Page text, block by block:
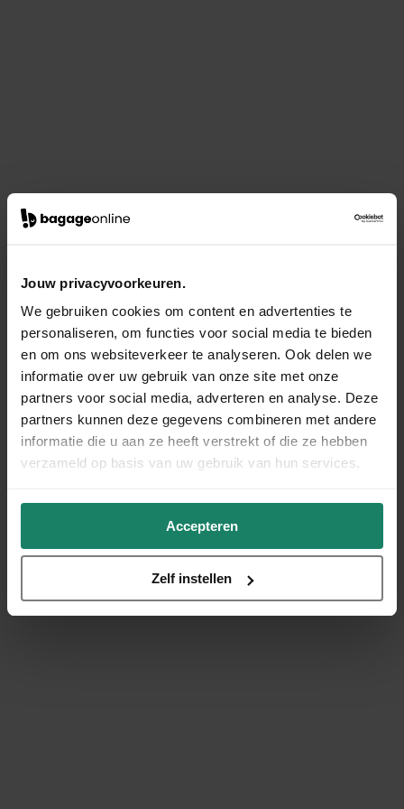
Jouw privacyvoorkeuren.
We gebruiken cookies om content en advertenties te
personaliseren, om functies voor social media te bieden
en om ons websiteverkeer te analyseren. Ook delen we
informatie over uw gebruik van onze site met onze
partners voor social media, adverteren en analyse. Deze
partners kunnen deze gegevens combineren met andere
informatie die u aan ze heeft verstrekt of die ze hebben
verzameld op basis van uw gebruik van hun services.
Accepteren
Zelf instellen